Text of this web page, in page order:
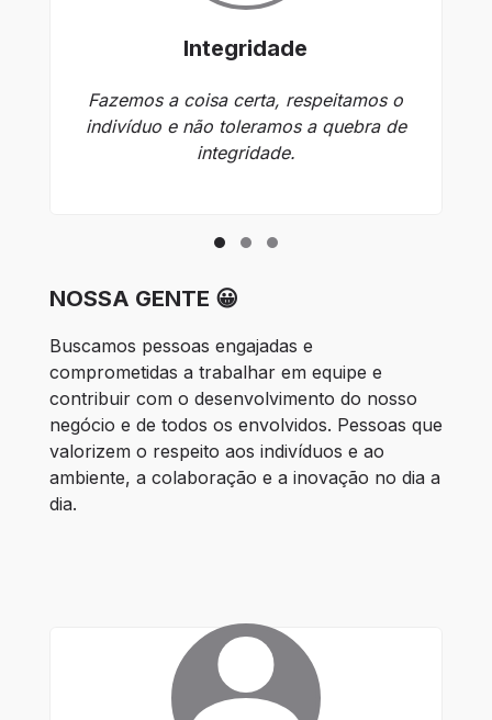
Integridade
Fazemos a coisa certa, respeitamos o
indivíduo e não toleramos a quebra de
integridade.
NOSSA GENTE 😀
Buscamos pessoas engajadas e
comprometidas a trabalhar em equipe e
contribuir com o desenvolvimento do nosso
negócio e de todos os envolvidos. Pessoas que
valorizem o respeito aos indivíduos e ao
ambiente, a colaboração e a inovação no dia a
dia.